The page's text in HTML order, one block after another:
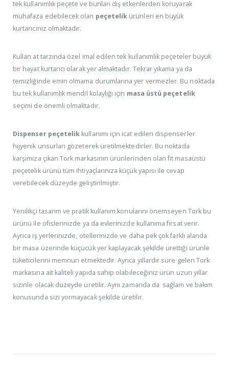
tek kullanımlık peçete ve bunları dış etkenlerden koruyarak
muhafaza edebilecek olan peçetelik ürünleri en büyük
kurtarıcınız olmaktadır.
Kullan at tarzında özel imal edilen tek kullanımlık peçeteler büyük
bir hayat kurtarıcı olarak yer almaktadır. Tekrar yıkama ya da
temizliğinde emin olmama durumlarına yer vermezler. Bu noktada
bu tek kullanımlık mendil kolaylığı için masa üstü peçetelik
seçimi de önemli olmaktadır.
Dispenser peçetelik kullanımı için icat edilen dispenserler
hijyenik unsurları gözeterek üretilmektedirler. Bu noktada
karşımıza çıkan Tork markasının ürünlerinden olan fit masaüstü
peçetelik ürünü tüm ihtiyaçlarınıza küçük yapısı ile cevap
verebilecek düzeyde geliştirilmiştir.
Yenilikçi tasarım ve pratik kullanım konularını önemseyen Tork bu
ürünü ile ofislerinizde ya da evlerinizde kullanıma fırsat verir.
Ayrıca iş yerlerinizde, otellerinizde ve daha pek çok farklı alanda
bir masa üzerinde küçücük yer kaplayacak şekilde ürettiği ürünle
tüketicilerini memnun etmektedir. Ayrıca yıllardır süre gelen Tork
markasına ait kaliteli yapıda sahip olabileceğiniz ürün uzun yıllar
sizinle olacak düzeyde üretilir. Aynı zamanda da sağlam ve bakım
konusunda sizi yormayacak şekilde üretilir.